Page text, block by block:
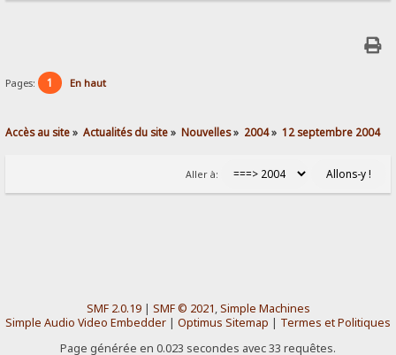
Pages: 1 En haut
Accès au site» Actualités du site» Nouvelles» 2004» 12 septembre 2004
Aller à:
SMF 2.0.19| SMF © 2021,Simple Machines
Simple Audio Video Embedder | Optimus Sitemap | Termes et Politiques
Page générée en 0.023 secondes avec 33 requêtes.